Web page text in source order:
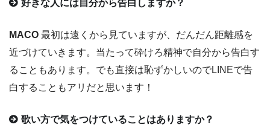
好きな人には自分から告白しますか？
MACO 最初は遠くから見ていますが、だんだん距離感を
近づけていきます。当たって砕けろ精神で自分から告白す
ることもあります。でも直接は恥ずかしいのでLINEで告
白することもアリだと思います！
歌い方で気をつけていることはありますか？